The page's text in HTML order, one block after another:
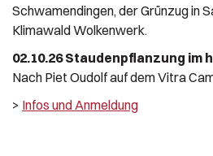
Schwamendingen, der Grünzug in
Klimawald Wolkenwerk.
02.10.26 Staudenpflanzung im
Nach Piet Oudolf auf dem Vitra
> Infos und Anmeldung